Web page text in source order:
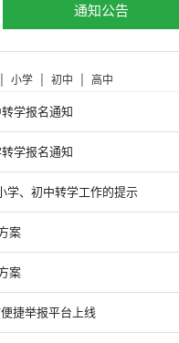
通知公告
小学 初中 高中
学报名通知
学报名通知
、初中转学工作的提示
案
案
捷举报平台上线